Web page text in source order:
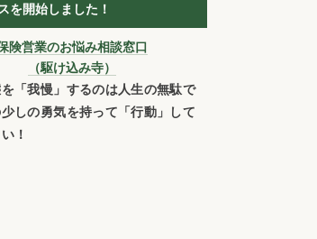
を開始しました！
険営業のお悩み相談窓口
（駆け込み寺）
「我慢」するのは人生の無駄で
しの勇気を持って「行動」して
！